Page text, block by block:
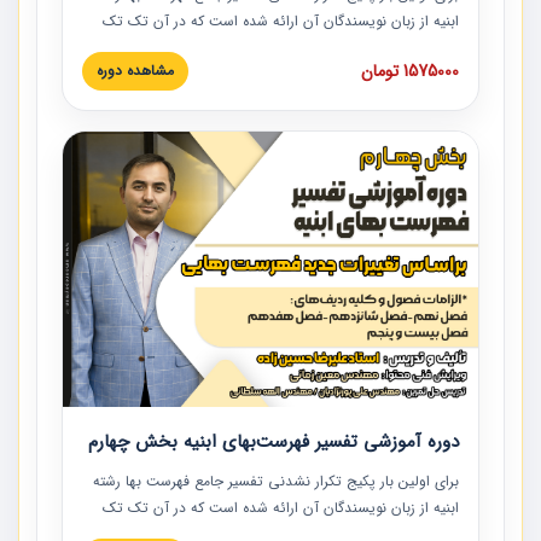
ابنیه از زبان نویسندگان آن ارائه شده است که در آن تک تک
ردیف ها و مطالب فهرست بها تفسیر و ارائه شده است. این
دوره به صورت کامل تصویری بوده و به همراه تصاویر عملیات
دوره با کلام مهندس علیرضاحسین‌زاده مدیر پروژه مهندسی
مشاور در امر بازنگری فهرست بها رشته ابنیه ارائه شده و به تمام
همکارانی که در حوزه صنعت ساخت در حال فعالیت هستند حتما
توصیه می کنیم از مطالب این دوره استفاده نمایند.
1575000 تومان مشاهده دوره
دوره آموزشی تفسیر فهرست‌بهای ابنیه بخش چهارم
برای اولین بار پکیج تکرار نشدنی تفسیر جامع فهرست بها رشته
ابنیه از زبان نویسندگان آن ارائه شده است که در آن تک تک
ردیف ها و مطالب فهرست بها تفسیر و ارائه شده است. این